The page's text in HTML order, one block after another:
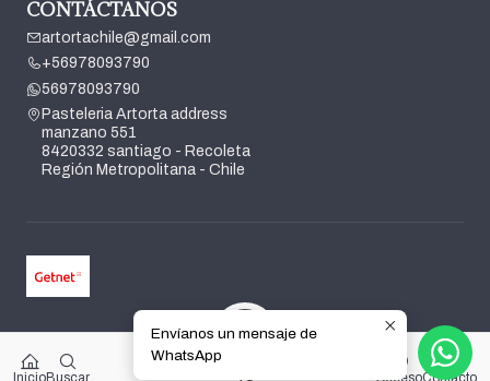
InicioBuscar AccesoContacto
CONTÁCTANOS
artortachile@gmail.com
+56978093790
56978093790
Pasteleria Artorta address
manzano 551
8420332 santiago - Recoleta
Región Metropolitana - Chile
2026 Pasteleria Artorta.
Todos los derechos reservados.
Desarrollado por Jumpseller .
Envíanos un mensaje de
WhatsApp